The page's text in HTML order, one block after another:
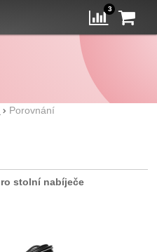
3
Porovnání